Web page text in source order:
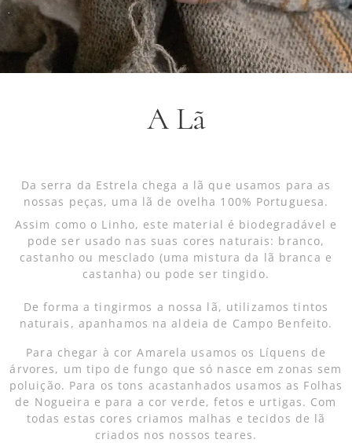
.
A Lã
Da serra da Estrela chega a lã que usamos para as
nossas peças, uma lã de ovelha 100% Portuguesa.
Assim como o Linho, este material é biodegradável e
pode ser usado nas suas cores naturais: branco,
castanho ou mesclado (uma mistura da lã branca e
castanha) ou pode ser tingido.
De forma a tingirmos a nossa lã, utilizamos tintos
naturais, apanhamos na aldeia de Campo Benfeito.
Para chegar à cor Amarela usamos os Líquens de
árvores, um tipo de fungo que só nasce em zonas sem
poluição. Para os tons acastanhados usamos as Folhas
de Nogueira e para a cor verde, fetos e urtigas. Com
todas estas cores criamos malhas e tecidos de lã
criados nos nossos teares.